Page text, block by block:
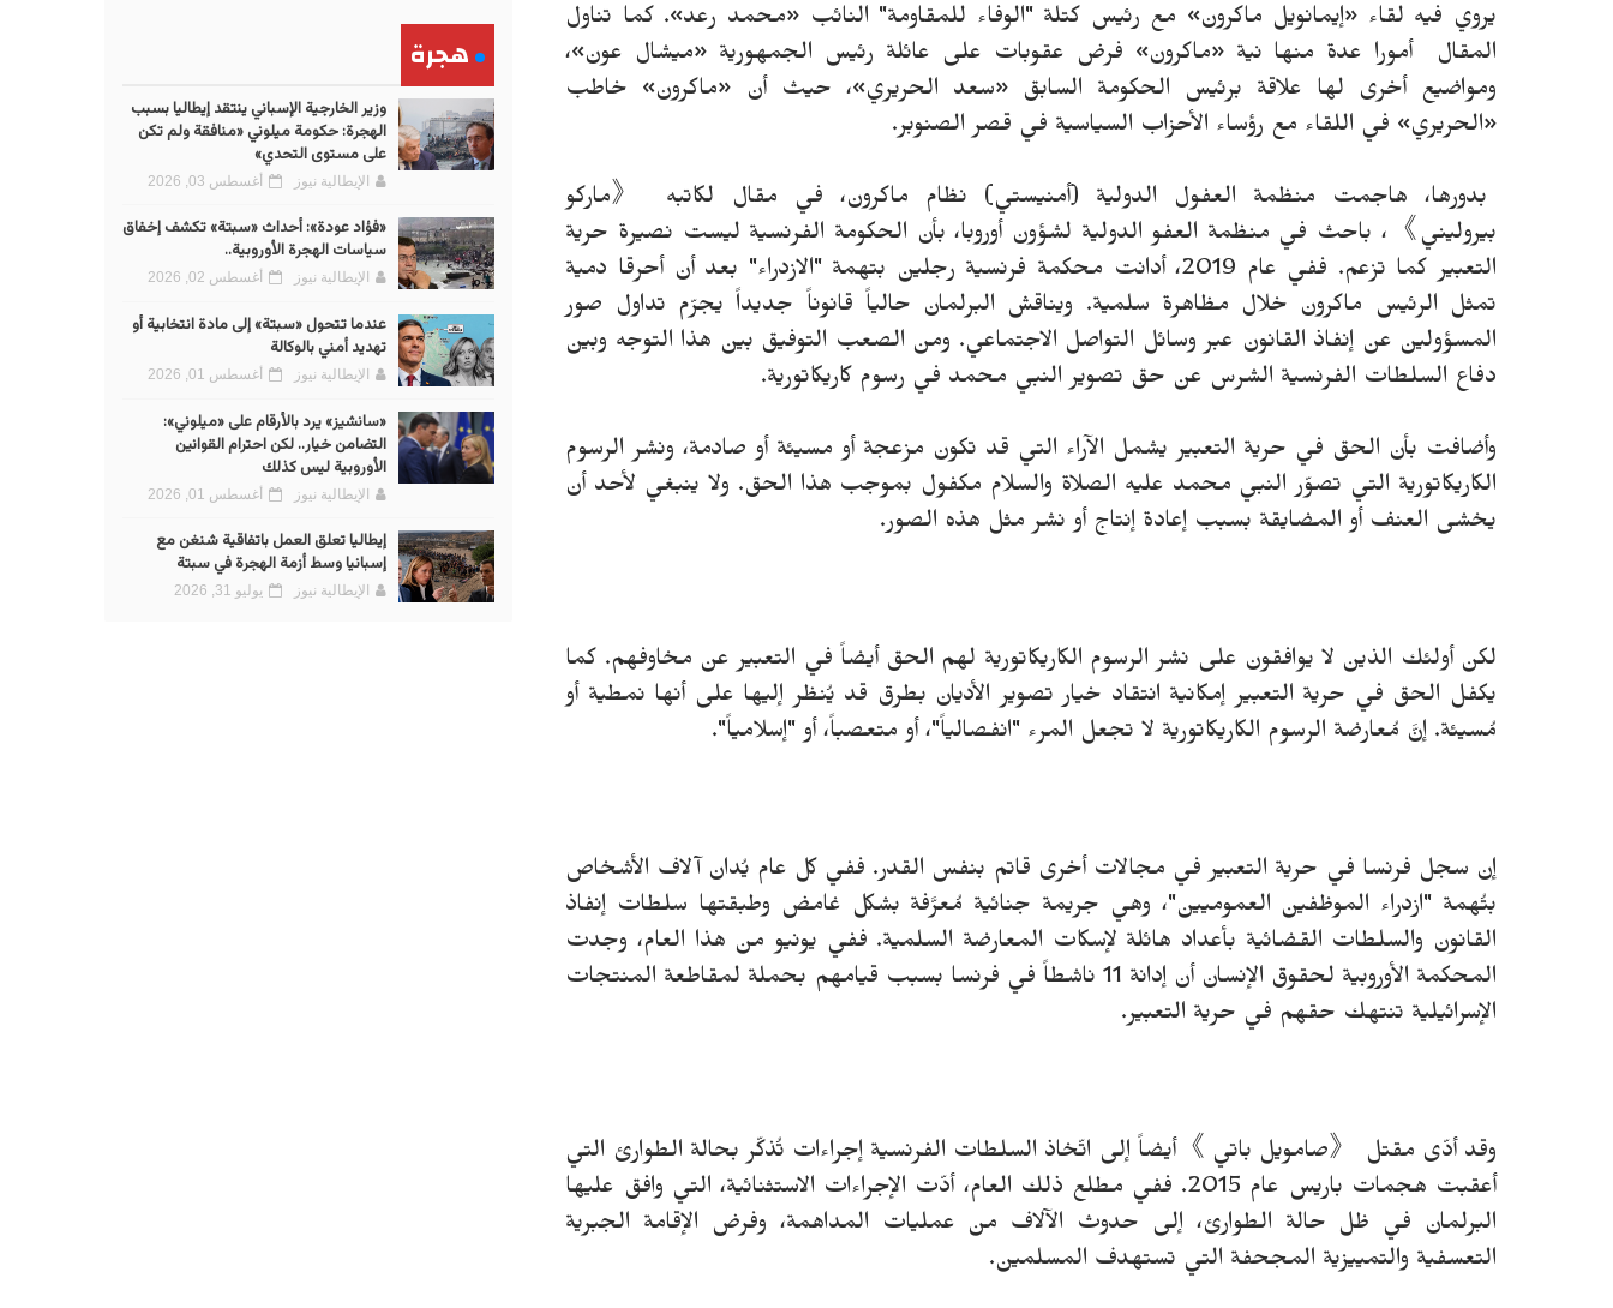
يروي فيه لقاء «إيمانويل ماكرون» مع رئيس كتلة "الوفاء للمقاومة" النائب «محمد رعد». كما تناول
المقال أمورا عدة منها نية «ماكرون» فرض عقوبات على عائلة رئيس الجمهورية «ميشال عون»،
ومواضيع أخرى لها علاقة برئيس الحكومة السابق «سعد الحريري»، حيث أن «ماكرون» خاطب
«الحريري» في اللقاء مع رؤساء الأحزاب السياسية في قصر الصنوبر.
بدورها، هاجمت منظمة العفول الدولية (أمنيستي) نظام ماكرون، في مقال لكاتبه 《ماركو
بيروليني》، باحث في منظمة العفو الدولية لشؤون أوروبا، بأن الحكومة الفرنسية ليست نصيرة حرية
التعبير كما تزعم. ففي عام 2019، أدانت محكمة فرنسية رجلين بتهمة "الازدراء" بعد أن أحرقا دمية
تمثل الرئيس ماكرون خلال مظاهرة سلمية. ويناقش البرلمان حالياً قانوناً جديداً يجرّم تداول صور
المسؤولين عن إنفاذ القانون عبر وسائل التواصل الاجتماعي. ومن الصعب التوفيق بين هذا التوجه وبين
دفاع السلطات الفرنسية الشرس عن حق تصوير النبي محمد في رسوم كاريكاتورية.
وأضافت بأن الحق في حرية التعبير يشمل الآراء التي قد تكون مزعجة أو مسيئة أو صادمة، ونشر الرسوم
الكاريكاتورية التي تصوّر النبي محمد عليه الصلاة والسلام مكفول بموجب هذا الحق. ولا ينبغي لأحد أن
يخشى العنف أو المضايقة بسبب إعادة إنتاج أو نشر مثل هذه الصور.
لكن أولئك الذين لا يوافقون على نشر الرسوم الكاريكاتورية لهم الحق أيضاً في التعبير عن مخاوفهم. كما
يكفل الحق في حرية التعبير إمكانية انتقاد خيار تصوير الأديان بطرق قد يُنظر إليها على أنها نمطية أو
مُسيئة. إنَّ مُعارضة الرسوم الكاريكاتورية لا تجعل المرء "انفصالياً"، أو متعصباً، أو "إسلامياً".
إن سجل فرنسا في حرية التعبير في مجالات أخرى قاتم بنفس القدر. ففي كل عام يُدان آلاف الأشخاص
بتُهمة "ازدراء الموظفين العموميين"، وهي جريمة جنائية مُعرَّفة بشكل غامض وطبقتها سلطات إنفاذ
القانون والسلطات القضائية بأعداد هائلة لإسكات المعارضة السلمية. ففي يونيو من هذا العام، وجدت
المحكمة الأوروبية لحقوق الإنسان أن إدانة 11 ناشطاً في فرنسا بسبب قيامهم بحملة لمقاطعة المنتجات
الإسرائيلية تنتهك حقهم في حرية التعبير.
وقد أدّى مقتل 《صامويل باتي 》أيضاً إلى اتّخاذ السلطات الفرنسية إجراءات تُذكّر بحالة الطوارئ التي
أعقبت هجمات باريس عام 2015. ففي مطلع ذلك العام، أدّت الإجراءات الاستثنائية، التي وافق عليها
البرلمان في ظل حالة الطوارئ، إلى حدوث الآلاف من عمليات المداهمة، وفرض الإقامة الجبرية
التعسفية والتمييزية المجحفة التي تستهدف المسلمين.
هجرة
وزير الخارجية الإسباني ينتقد إيطاليا بسبب
الهجرة: حكومة ميلوني «منافقة ولم تكن
على مستوى التحدي»
الإيطالية نيوز أغسطس 03, 2026
«فؤاد عودة»: أحداث «سبتة» تكشف إخفاق
سياسات الهجرة الأوروبية..
الإيطالية نيوز أغسطس 02, 2026
عندما تتحول «سبتة» إلى مادة انتخابية أو
تهديد أمني بالوكالة
الإيطالية نيوز أغسطس 01, 2026
«سانشيز» يرد بالأرقام على «ميلوني»:
التضامن خيار.. لكن احترام القوانين
الأوروبية ليس كذلك
الإيطالية نيوز أغسطس 01, 2026
إيطاليا تعلق العمل باتفاقية شنغن مع
إسبانيا وسط أزمة الهجرة في سبتة
الإيطالية نيوز يوليو 31, 2026